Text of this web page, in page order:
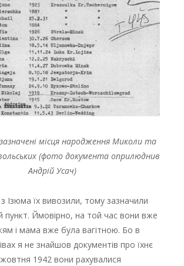
місця народження Миколи та
(фото документа оприлюднив
Андрій Усач)
Ізюма їх вивозили, тому зазначили
пункт. Ймовірно, на той час вони вже
і мама вже була вагітною. Бо в
я не знайшов документів про їхнє
1942 вони рахувалися